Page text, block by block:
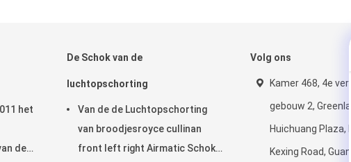
het
de
De Schok van de
luchtopschorting
Van de de Luchtopschorting
van broodjesroyce cullinan
front left right Airmatic Schok
Volg ons
Kamer 468, 4e
gebouw 2,
Huichuang Plaza,
Kexing Road,